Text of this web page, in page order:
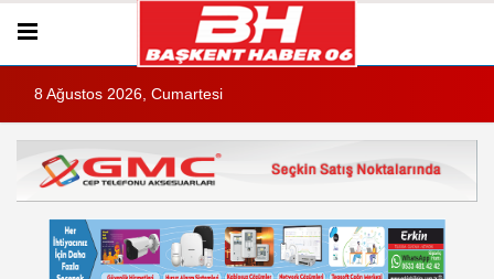
8 Ağustos 2026, Cumartesi